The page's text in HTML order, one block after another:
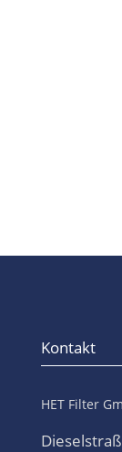
Kontakt
HET Filter